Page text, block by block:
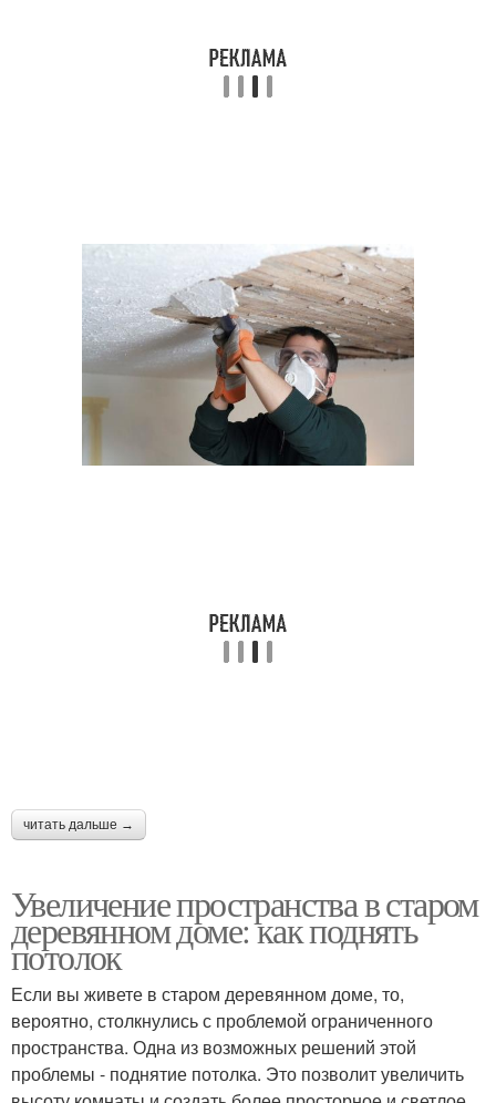
читать дальше →
Увеличение пространства в старом
деревянном доме: как поднять
потолок
Если вы живете в старом деревянном доме, то,
вероятно, столкнулись с проблемой ограниченного
пространства. Одна из возможных решений этой
проблемы - поднятие потолка. Это позволит увеличить